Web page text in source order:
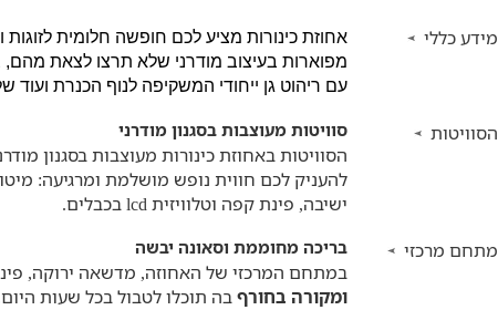
מידע כללי
אחוזת כינורות מציע לכם חופשה חלומית
מפוארות בעיצוב מודרני שלא תרצו לצאת
עם ריהוט גן ייחודי המשקיפה לנוף הכנרת ועוד
הסוויטות סוויטות מעוצבות בסגנון מודרני
הסוויטות באחוזת כינורות מעוצבות בסגנון
להעניק לכם חווית נופש מושלמת ומרגיעה:
ישיבה, פינת קפה וטלוויזית lcd בכבלים.
מתחם מרכזי
בריכה מחוממת וסאונה יבשה
במתחם המרכזי של האחוזה, מדשאה ירוקה,
ומקורה בחורףבה תוכלו לטבול בכל שעות